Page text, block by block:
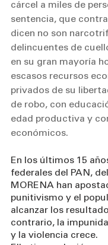
cárcel a miles de
sentencia, que
dicen no son
delincuentes de
en su gran mayoría
escasos recursos
privados de su
de robo, con
edad productiva y
económicos.
En los últimos 15
federales del PAN,
MORENA han
punitivismo y el
alcanzar los
contrario, la
y la violencia crece.